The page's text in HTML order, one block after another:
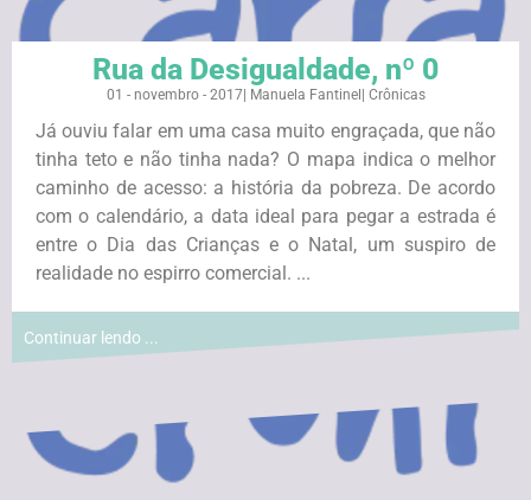
Rua da Desigualdade, nº 0
01 - novembro - 2017| Manuela Fantinel Crônicas
Já ouviu falar em uma casa muito engraçada, que não
tinha teto e não tinha nada? O mapa indica o melhor
caminho de acesso: a história da pobreza. De acordo
com o calendário, a data ideal para pegar a estrada é
entre o Dia das Crianças e o Natal, um suspiro de
realidade no espirro comercial. ...
Continuar lendo ...